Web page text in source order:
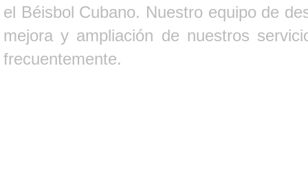
el Béisbol Cubano. Nuestro equipo de
mejora y ampliación de nuestros
frecuentemente.